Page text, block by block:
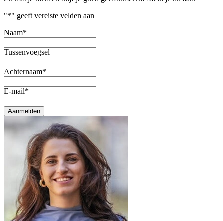
"*" geeft vereiste velden aan
Naam*
Tussenvoegsel
Achternaam*
E-mail*
Aanmelden